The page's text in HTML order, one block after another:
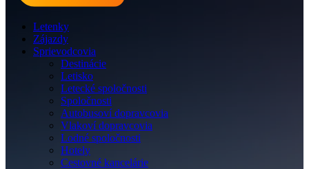
Letenky
Zájazdy
Sprievodcovia
Destinácie
Letisko
Letecké spoločnosti
Spoločnosti
Autobusoví dopravcovia
Vlakoví dopravcovia
Lodné spoločnosti
Hotely
Cestovné kancelárie